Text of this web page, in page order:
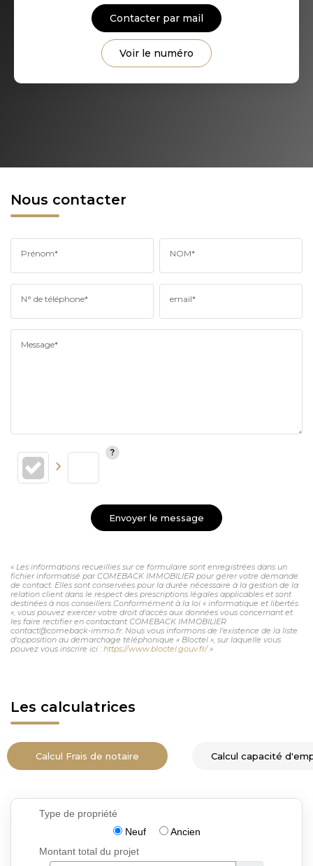
Contacter par mail
Voir le numéro
Nous contacter
Prénom* NOM*
N° de téléphone* email*
Message*
Envoyer le message
« Les informations recueillies sur ce formulaire sont enregistrées dans un
fichier informatisé par COMEBACK IMMOBILIER pour gérer votre demande
de contact. Elles sont conservées pour la durée nécessaire à la gestion de la
relation client dans le respect des prescriptions légales applicables et sont
destinées à nos conseillers Conformément à la loi « informatique et libertés
», vous pouvez exercer votre droit d'accès aux données vous concernant et
les faire rectifier en contactant COMEBACK IMMOBILIER
contact@comeback-immo.fr. Nous vous informons de l'existence de la liste
d'opposition au démarchage téléphonique « Bloctel », sur laquelle vous
pouvez vous inscrire ici : https://www.bloctel.gouv.fr/»
Les calculatrices
Calcul Frais de notaire Calcul capacité